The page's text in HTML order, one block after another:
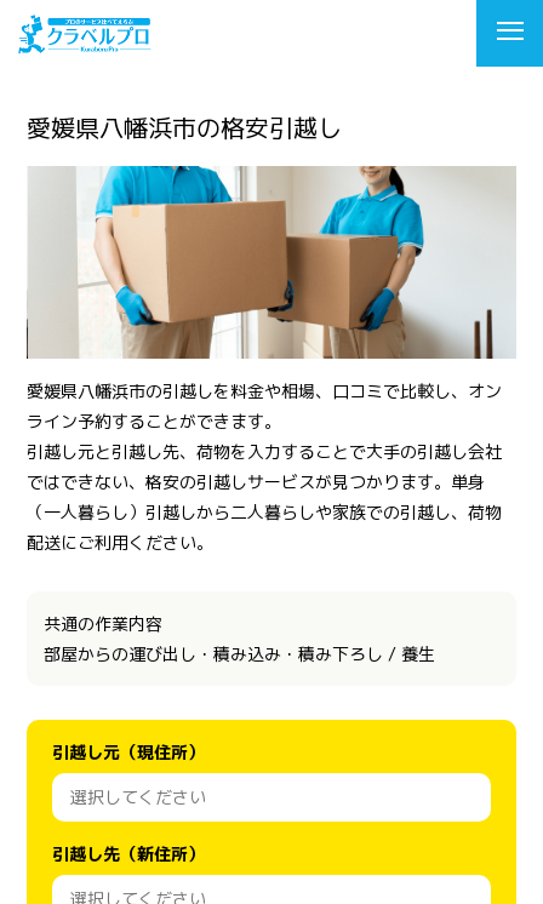
愛媛県八幡浜市の格安引越し
愛媛県八幡浜市の引越しを料金や相場、口コミで比較し、オン
ライン予約することができます。
引越し元と引越し先、荷物を入力することで大手の引越し会社
ではできない、格安の引越しサービスが見つかります。単身
（一人暮らし）引越しから二人暮らしや家族での引越し、荷物
配送にご利用ください。
共通の作業内容
部屋からの運び出し・積み込み・積み下ろし / 養生
引越し元（現住所）
引越し先（新住所）